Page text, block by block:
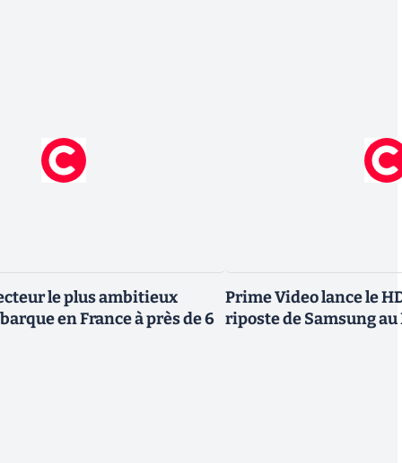
le plus ambitieux
en France à près de 6
Prime Video lance le
riposte de Samsung